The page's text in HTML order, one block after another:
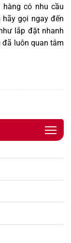
hàng có nhu cầu
gọi ngay đến
lắp đặt nhanh
đã luôn quan tâm